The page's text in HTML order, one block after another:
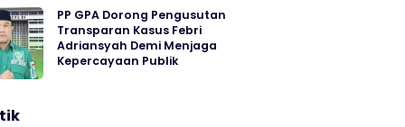
PP GPA Dorong Pengusutan
Transparan Kasus Febri
Adriansyah Demi Menjaga
Kepercayaan Publik